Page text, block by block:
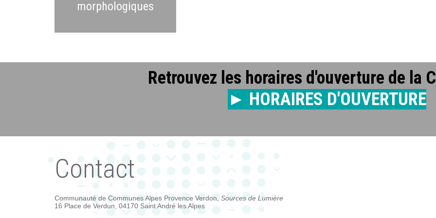
morphologiques
Retrouvez les horaires d'ouverture de la
► HORAIRES D'OUVERTURE
Contact
Communauté de Communes Alpes Provence Verdon, Sources de Lumière
16 Place de Verdun, 04170 Saint André les Alpes